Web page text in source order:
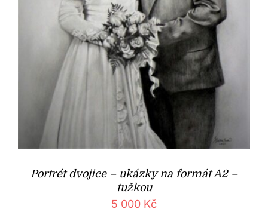
Portrét dvojice – ukázky na formát A2 –
tužkou
5 000 Kč